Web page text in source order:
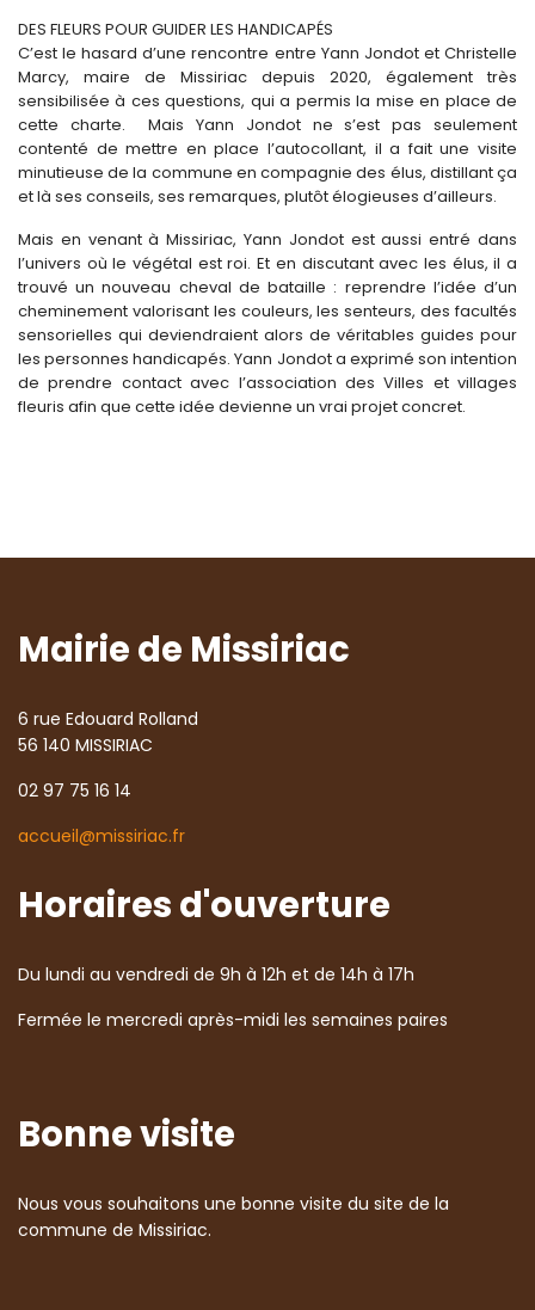
DES FLEURS POUR GUIDER LES HANDICAPÉS
C’est le hasard d’une rencontre entre Yann Jondot et Christelle
Marcy, maire de Missiriac depuis 2020, également très
sensibilisée à ces questions, qui a permis la mise en place de
cette charte. Mais Yann Jondot ne s’est pas seulement
contenté de mettre en place l’autocollant, il a fait une visite
minutieuse de la commune en compagnie des élus, distillant ça
et là ses conseils, ses remarques, plutôt élogieuses d’ailleurs.
Mais en venant à Missiriac, Yann Jondot est aussi entré dans
l’univers où le végétal est roi. Et en discutant avec les élus, il a
trouvé un nouveau cheval de bataille : reprendre l’idée d’un
cheminement valorisant les couleurs, les senteurs, des facultés
sensorielles qui deviendraient alors de véritables guides pour
les personnes handicapés. Yann Jondot a exprimé son intention
de prendre contact avec l’association des Villes et villages
fleuris afin que cette idée devienne un vrai projet concret.
Mairie de Missiriac
6 rue Edouard Rolland
56 140 MISSIRIAC
02 97 75 16 14
accueil@missiriac.fr
Horaires d'ouverture
Du lundi au vendredi de 9h à 12h et de 14h à 17h
Fermée le mercredi après-midi les semaines paires
Bonne visite
Nous vous souhaitons une bonne visite du site de la
commune de Missiriac.